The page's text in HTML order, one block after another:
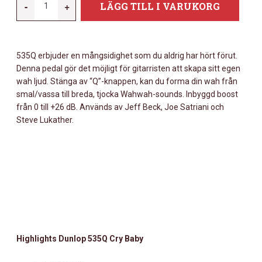
-
MÄNGD
+ LÄGG TILL I VARUKORG
535Q erbjuder en mångsidighet som du aldrig har hört förut.
Denna pedal gör det möjligt för gitarristen att skapa sitt egen
wah ljud. Stänga av “Q”-knappen, kan du forma din wah från
smal/vassa till breda, tjocka Wahwah-sounds. Inbyggd boost
från 0 till +26 dB. Används av Jeff Beck, Joe Satriani och
Steve Lukather.
Highlights Dunlop 535Q Cry Baby